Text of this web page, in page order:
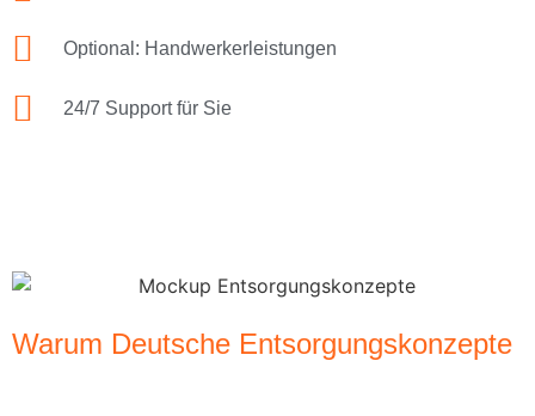
Optional: Handwerkerleistungen
24/7 Support für Sie
Warum Deutsche Entsorgungskonzepte